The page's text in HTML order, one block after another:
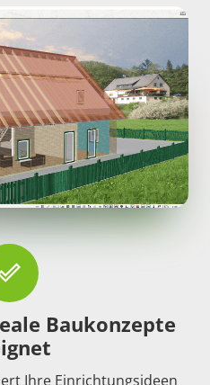
Baukonzepte
Ihre Einrichtungsideen